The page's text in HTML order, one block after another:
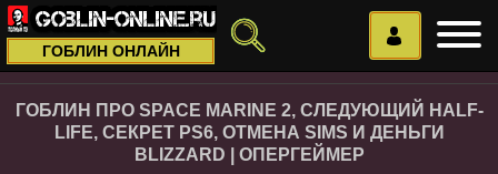
ГОБЛИН ОНЛАЙН
ГОБЛИН ПРО SPACE MARINE 2, СЛЕДУЮЩИЙ HALF-
LIFE, СЕКРЕТ PS6, ОТМЕНА SIMS И ДЕНЬГИ
BLIZZARD | ОПЕРГЕЙМЕР